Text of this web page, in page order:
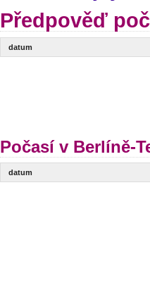
Předpověď
datum
Počasí v Berlíně-
datum